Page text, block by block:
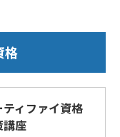
格
ティファイ資格
講座